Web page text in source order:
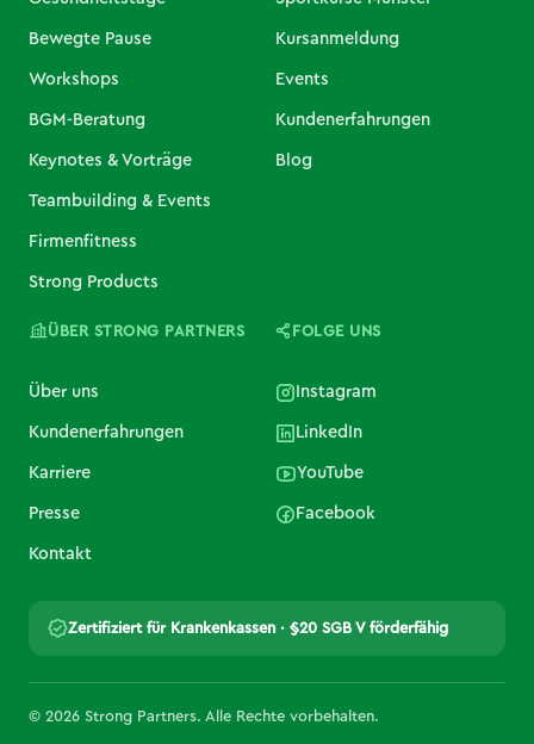
Bewegte Pause
Workshops
BGM-Beratung
Keynotes & Vorträge
Teambuilding & Events
Firmenfitness
Strong Products
Kursanmeldung
Events
Kundenerfahrungen
Blog
ÜBER STRONG PARTNERS
Über uns
Kundenerfahrungen
Karriere
Presse
Kontakt
FOLGE UNS
Instagram
LinkedIn
YouTube
Facebook
Zertifiziert für Krankenkassen · §20 SGB V förderfähig
© 2026 Strong Partners. Alle Rechte vorbehalten.